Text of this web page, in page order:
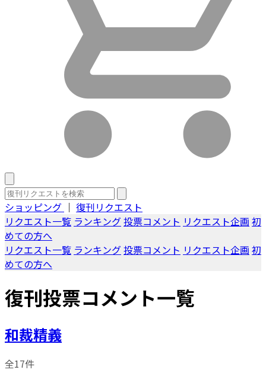
ショッピング ｜ 復刊リクエスト
リクエスト一覧 ランキング投票コメント リクエスト企画 初
めての方へ
リクエスト一覧 ランキング投票コメント リクエスト企画 初
めての方へ
復刊投票コメント一覧
和裁精義
全17件